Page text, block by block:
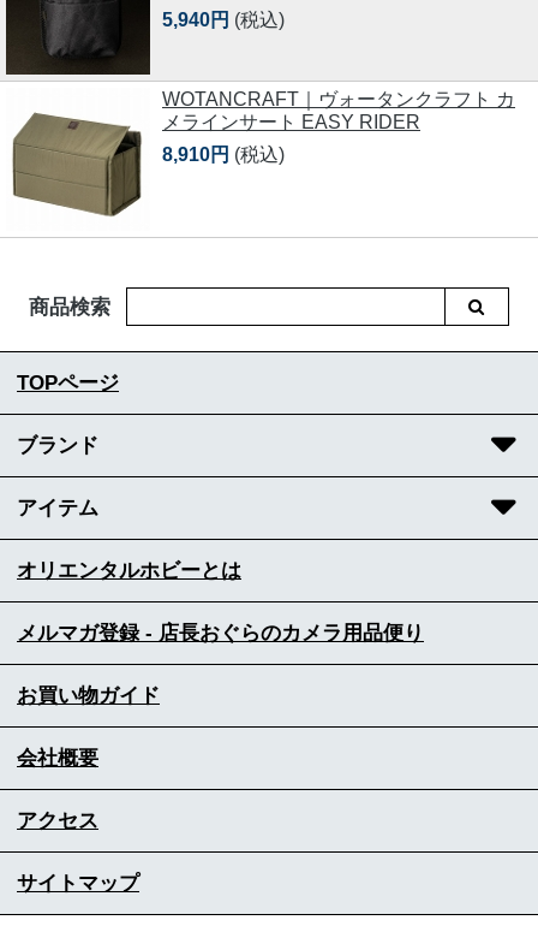
5,940円 (税込)
WOTANCRAFT｜ヴォータンクラフト カ
メラインサート EASY RIDER
8,910円 (税込)
商品検索
TOPページ
ブランド
アイテム
オリエンタルホビーとは
メルマガ登録 - 店長おぐらのカメラ用品便り
お買い物ガイド
会社概要
アクセス
サイトマップ